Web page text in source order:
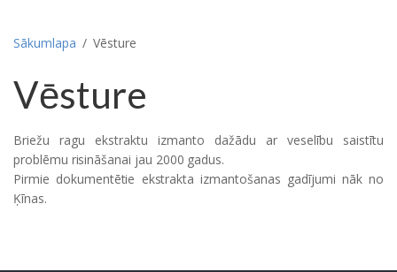
Sākumlapa Vēsture
Vēsture
Briežu ragu ekstraktu izmanto dažādu ar veselību saistītu
problēmu risināšanai jau 2000 gadus.
Pirmie dokumentētie ekstrakta izmantošanas gadījumi nāk no
Ķīnas.